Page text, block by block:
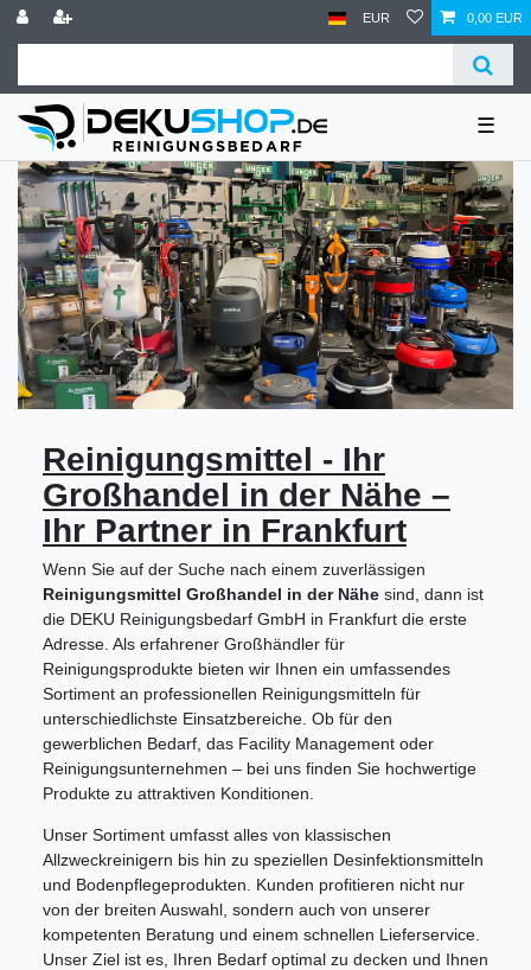
EUR 0,00 EUR
☰
Reinigungsmittel - Ihr
Großhandel in der Nähe –
Ihr Partner in Frankfurt
Wenn Sie auf der Suche nach einem zuverlässigen
Reinigungsmittel Großhandel in der Nähe sind, dann ist
die DEKU Reinigungsbedarf GmbH in Frankfurt die erste
Adresse. Als erfahrener Großhändler für
Reinigungsprodukte bieten wir Ihnen ein umfassendes
Sortiment an professionellen Reinigungsmitteln für
unterschiedlichste Einsatzbereiche. Ob für den
gewerblichen Bedarf, das Facility Management oder
Reinigungsunternehmen – bei uns finden Sie hochwertige
Produkte zu attraktiven Konditionen.
Unser Sortiment umfasst alles von klassischen
Allzweckreinigern bis hin zu speziellen Desinfektionsmitteln
und Bodenpflegeprodukten. Kunden profitieren nicht nur
von der breiten Auswahl, sondern auch von unserer
kompetenten Beratung und einem schnellen Lieferservice.
Unser Ziel ist es, Ihren Bedarf optimal zu decken und Ihnen